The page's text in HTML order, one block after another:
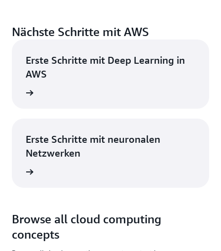
Nächste Schritte mit AWS
Erste Schritte mit Deep Learning in
AWS
Erste Schritte mit neuronalen
Netzwerken
Browse all cloud computing
concepts